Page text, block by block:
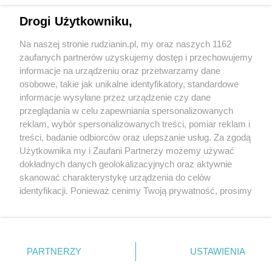
Wróć do strony głównej
ślązag.pl
0%
Drogi Użytkowniku,
Na naszej stronie rudzianin.pl, my oraz naszych 1162
zaufanych partnerów uzyskujemy dostęp i przechowujemy
informacje na urządzeniu oraz przetwarzamy dane
osobowe, takie jak unikalne identyfikatory, standardowe
informacje wysyłane przez urządzenie czy dane
przeglądania w celu zapewniania spersonalizowanych
reklam, wybór spersonalizowanych treści, pomiar reklam i
treści, badanie odbiorców oraz ulepszanie usług. Za zgodą
Użytkownika my i Zaufani Partnerzy możemy używać
dokładnych danych geolokalizacyjnych oraz aktywnie
skanować charakterystykę urządzenia do celów
identyfikacji. Ponieważ cenimy Twoją prywatność, prosimy
prywatności znajdujący się w lewym dolnym rogu strony
. Niektóre rodzaje przetwarzania danych nie wymagają
PARTNERZY USTAWIENIA